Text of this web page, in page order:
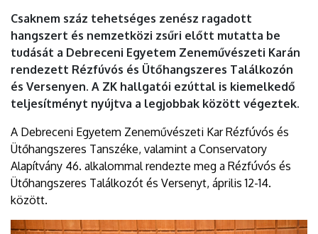
Csaknem száz tehetséges zenész ragadott
hangszert és nemzetközi zsűri előtt mutatta be
tudását a Debreceni Egyetem Zeneművészeti Karán
rendezett Rézfúvós és Ütőhangszeres Találkozón
és Versenyen. A ZK hallgatói ezúttal is kiemelkedő
teljesítményt nyújtva a legjobbak között végeztek.
A Debreceni Egyetem Zeneművészeti Kar Rézfúvós és
Ütőhangszeres Tanszéke, valamint a Conservatory
Alapítvány 46. alkalommal rendezte meg a Rézfúvós és
Ütőhangszeres Találkozót és Versenyt, április 12-14.
között.